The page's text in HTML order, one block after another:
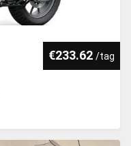
€233.62 /tag